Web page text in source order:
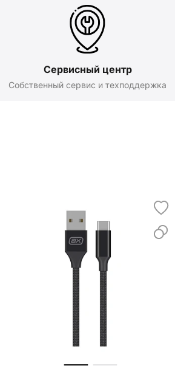
Сервисный центр
Собственный сервис и техподдержка